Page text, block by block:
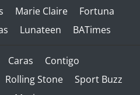
Marie Claire
Fortuna
Lunateen BATimes
Caras
Contigo
Rolling Stone
Sport Buzz